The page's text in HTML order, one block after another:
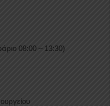
08:00 – 13:30)